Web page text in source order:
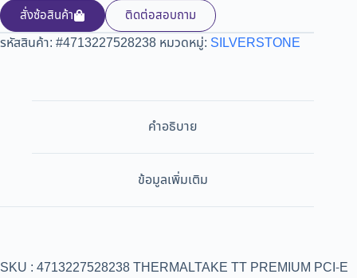
สั่งซ้อสินค้า
ติดต่อสอบถาม
รหัสสินค้า: #4713227528238 หมวดหมู่: SILVERSTONE
คำอธิบาย
ข้อมูลเพิ่มเติม
SKU : 4713227528238 THERMALTAKE TT PREMIUM PCI-E